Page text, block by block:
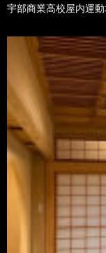
宇部商業高校屋内運